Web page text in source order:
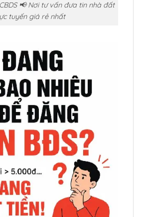
📢 Nơi tư vấn đưa tin nhà đất
tuyến giá rẻ nhất